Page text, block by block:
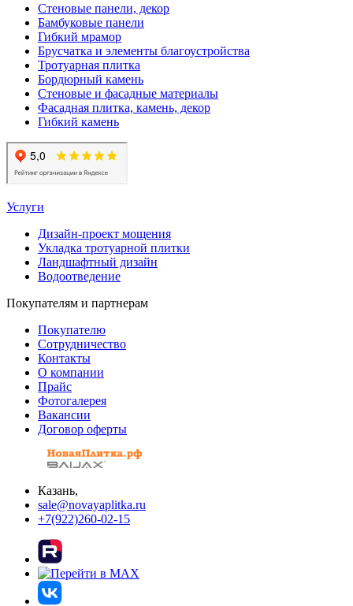
Стеновые панели, декор
Бамбуковые панели
Гибкий мрамор
Брусчатка и элементы благоустройства
Тротуарная плитка
Бордюрный камень
Стеновые и фасадные материалы
Фасадная плитка, камень, декор
Гибкий камень
Услуги
Дизайн-проект мощения
Укладка тротуарной плитки
Ландшафтный дизайн
Водоотведение
Покупателям и партнерам
Покупателю
Сотрудничество
Контакты
О компании
Прайс
Фотогалерея
Вакансии
Договор оферты
Казань,
sale@novayaplitka.ru
+7(922)260-02-15